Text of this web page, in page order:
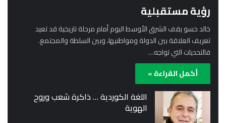
رؤية مستقبلية
خالد حسو يقف الشرق الأوسط اليوم أمام مرحلة تاريخية قد تعيد
تعريف العلاقة بين الدولة ومواطنيها، وبين السلطة والمجتمع.
فالتحديات التي تواجه…
أكمل القراءة »
اللغة الكوردية … ذاكرة شعب وروح
الهوية